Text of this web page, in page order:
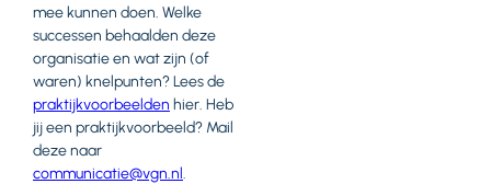
mee kunnen doen. Welke
successen behaalden deze
organisatie en wat zijn (of
waren) knelpunten? Lees de
praktijkvoorbeelden hier. Heb
jij een praktijkvoorbeeld? Mail
deze naar
communicatie@vgn.nl.